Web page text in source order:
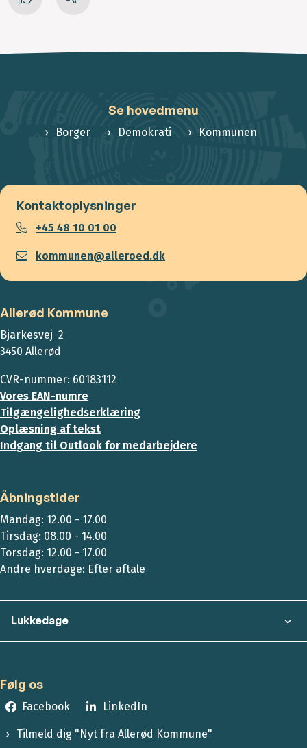
Se hovedmenu
Borger Demokrati Kommunen
Kontaktoplysninger
+45 48 10 01 00
kommunen@alleroed.dk
Allerød Kommune
Bjarkesvej 2
3450 Allerød
CVR-nummer: 60183112
Vores EAN-numre
Tilgængelighedserklæring
Oplæsning af tekst
Indgang til Outlook for medarbejdere
Åbningstider
Mandag: 12.00 - 17.00
Tirsdag: 08.00 - 14.00
Torsdag: 12.00 - 17.00
Andre hverdage: Efter aftale
Lukkedage
Følg os
Facebook LinkedIn
Tilmeld dig "Nyt fra Allerød Kommune"